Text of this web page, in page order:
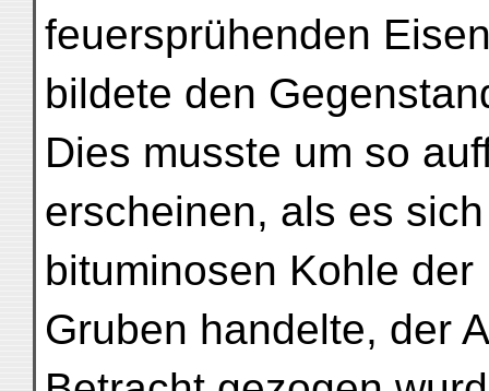
feuersprühenden
bildete den
Dies musste um so
erscheinen, als es
bituminosen Kohle der
Gruben handelte, der